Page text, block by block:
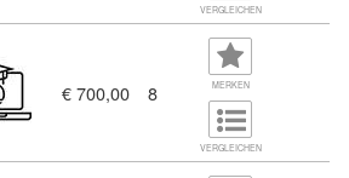
VERGLEICHEN
€ 700,00 8 MERKEN
VERGLEICHEN